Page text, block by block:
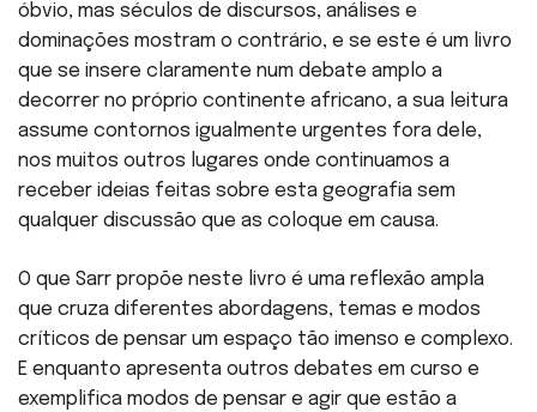
óbvio, mas séculos de discursos, análises e
dominações mostram o contrário, e se este é um livro
que se insere claramente num debate amplo a
decorrer no próprio continente africano, a sua leitura
assume contornos igualmente urgentes fora dele,
nos muitos outros lugares onde continuamos a
receber ideias feitas sobre esta geografia sem
qualquer discussão que as coloque em causa.
O que Sarr propõe neste livro é uma reflexão ampla
que cruza diferentes abordagens, temas e modos
críticos de pensar um espaço tão imenso e complexo.
E enquanto apresenta outros debates em curso e
exemplifica modos de pensar e agir que estão a